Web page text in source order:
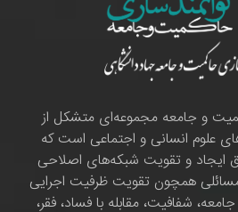
و جامعه مجموعه‌ای متشکل از
علوم انسانی و اجتماعی است که
ایجاد و تقویت شبکه‌های اصلاحی
همچون تقویت ظرفیت اجرایی
شفافیت، مقابله با فساد، فقر،